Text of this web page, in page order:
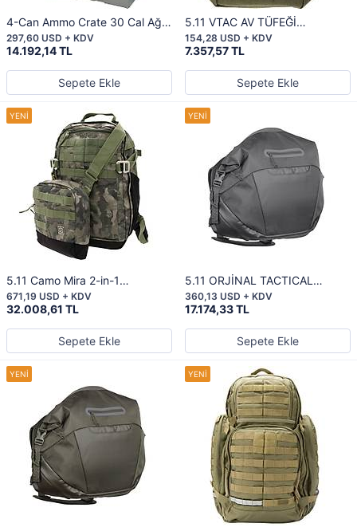
4-Can Ammo Crate 30 Cal Ağır
Hizmet Tipi Cephane Çantası
14.192,14 TL
297,60 USD + KDV
Sepete Ekle
5.11 VTAC AV TÜFEĞİ
CEPHANE KESESİ
7.357,57 TL
154,28 USD + KDV
Sepete Ekle
5.11 Camo Mira 2-in-1
Backpack
32.008,61 TL
671,19 USD + KDV
Sepete Ekle
5.11 ORJİNAL TACTICAL
COVRT BOX MESSENGER
STORM
17.174,33 TL
360,13 USD + KDV
Sepete Ekle